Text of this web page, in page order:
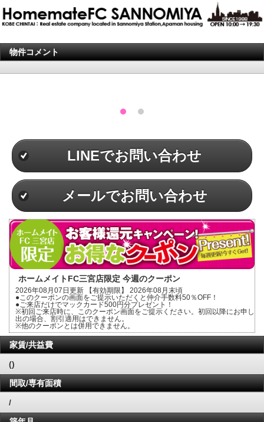
物件コメント
LINEでお問い合わせ
メールでお問い合わせ
ホームメイトFC三宮店限定 今週のクーポン
2026年08月07日更新 【有効期限】 2026年08月末頃
●このクーポンの画面をご提示いただくと仲介手数料50％OFF！
●ご来店だけでマックカード500円分プレゼント！
※初回ご来店時に、このクーポン画面をご提示ください。初回以降にお申し
出の場合、割引適用はできません。
※他のクーポンとは併用できません。
家賃/共益費
()
間取/専有面積
/